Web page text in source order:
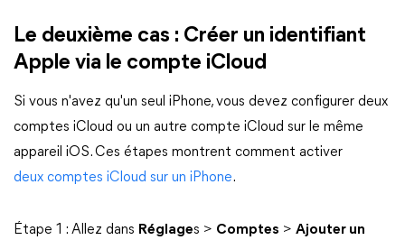
Le deuxième cas : Créer un identifiant
Apple via le compte iCloud
Si vous n'avez qu'un seul iPhone, vous devez configurer deux
comptes iCloud ou un autre compte iCloud sur le même
appareil iOS. Ces étapes montrent comment activer
deux comptes iCloud sur un iPhone.
Étape 1 : Allez dans Réglages > Comptes > Ajouter un